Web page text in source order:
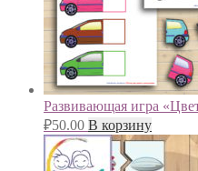
Развивающая игра
₽50.00 В корзину